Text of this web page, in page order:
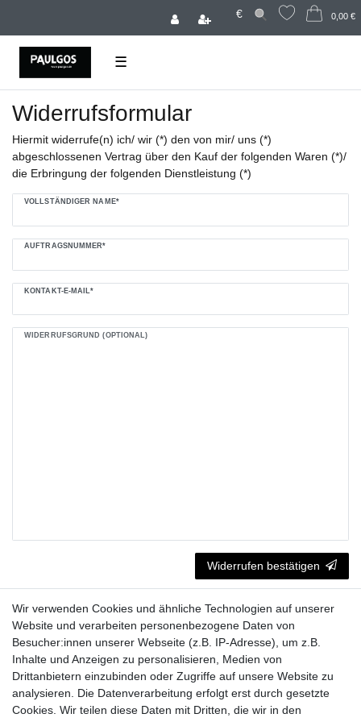
€ 0,00 €
☰
Widerrufs­formular
Hiermit widerrufe(n) ich/ wir (*) den von mir/ uns (*)
abgeschlossenen Vertrag über den Kauf der folgenden Waren (*)/
die Erbringung der folgenden Dienstleistung (*)
VOLLSTÄNDIGER NAME*
AUFTRAGSNUMMER*
KONTAKT-E-MAIL*
WIDERRUFSGRUND (OPTIONAL)
Ceres::Template.mailFormHoneypotLabel
Widerrufen bestätigen
Fragen zur Bestellung?
Zahlungsarten
Wir verwenden Cookies und ähnliche Technologien auf unserer
Website und verarbeiten personenbezogene Daten von
Besucher:innen unserer Webseite (z.B. IP-Adresse), um z.B.
Inhalte und Anzeigen zu personalisieren, Medien von
Drittanbietern einzubinden oder Zugriffe auf unsere Website zu
analysieren. Die Datenverarbeitung erfolgt erst durch gesetzte
Cookies. Wir teilen diese Daten mit Dritten, die wir in den